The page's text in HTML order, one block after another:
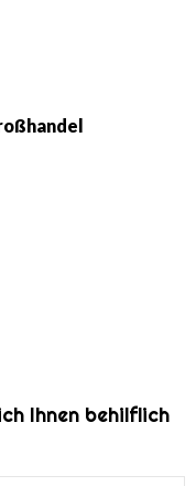
Ihnen behilflich